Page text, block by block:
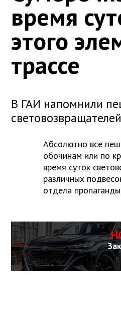
время
этого
трассе
В ГАИ напомнили
Абсолютно все
обочинам или по
время суток
различных
отдела пропаганды